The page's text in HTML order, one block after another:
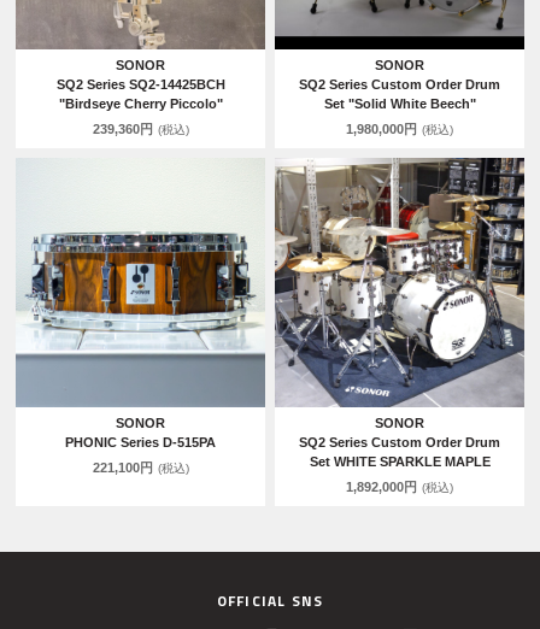
SONOR
SQ2 Series SQ2-14425BCH
"Birdseye Cherry Piccolo"
239,360円 (税込)
SONOR
SQ2 Series Custom Order Drum
Set "Solid White Beech"
1,980,000円 (税込)
SONOR
PHONIC Series D-515PA
221,100円 (税込)
SONOR
SQ2 Series Custom Order Drum
Set WHITE SPARKLE MAPLE
1,892,000円 (税込)
OFFICIAL SNS